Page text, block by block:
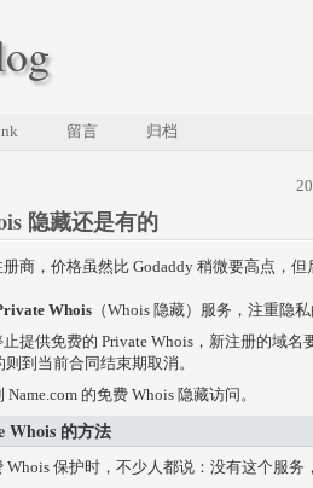
留言 归档
隐藏还是有的
商，价格虽然比 Godaddy 稍微要高点，
Whois （Whois 隐藏）服务，注重隐
提供免费的 Private Whois，新注册的域名
到当前合同结束期取消。
的免费 Whois 隐藏访问。
Whois 的方法
Whois 保护时，不少人都说：没有这个服务